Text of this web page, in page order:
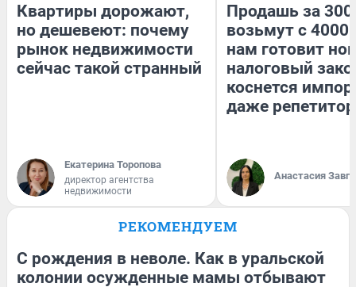
Квартиры дорожают,
но дешевеют: почему
рынок недвижимости
сейчас такой странный
Екатерина Торопова
директор агентства
недвижимости
Продашь за
возьмут с
нам готовит
налоговый
коснется
даже
Анастасия
РЕКОМЕНДУЕМ
С рождения в неволе. Как в уральской
колонии осужденные мамы отбывают